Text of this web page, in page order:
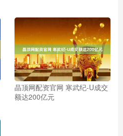
晶顶网配资官网 寒武纪-U成交
额达200亿元